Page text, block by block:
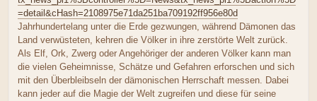
=detail&cHash=2108975e71da251ba709192ff956e80d
Jahrhundertelang unter die Erde gezwungen, während Dämonen das
Land verwüsteten, kehren die Völker in ihre zerstörte Welt zurück.
Als Elf, Ork, Zwerg oder Angehöriger der anderen Völker kann man
die vielen Geheimnisse, Schätze und Gefahren erforschen und sich
mit den Überbleibseln der dämonischen Herrschaft messen. Dabei
kann jeder auf die Magie der Welt zugreifen und diese für seine